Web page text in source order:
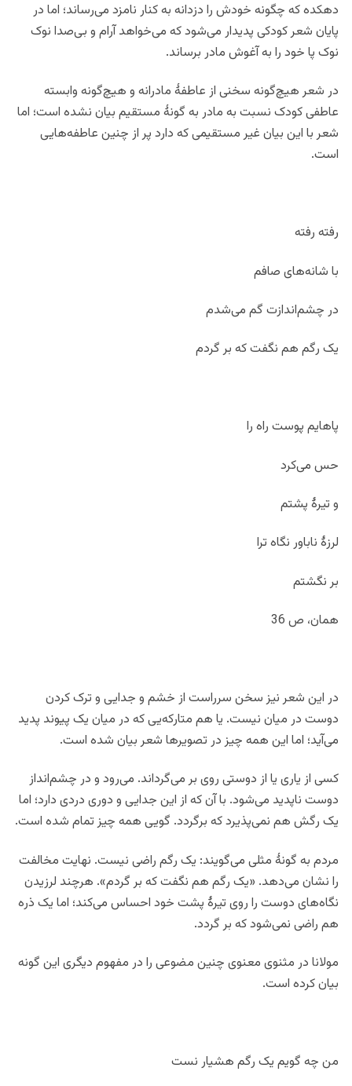
دهکده که چگونه خودش را دزدانه به کنار نامزد می‌رساند؛ اما در
پایان شعر کودکی پدیدار می‌شود که می‌خواهد آرام و بی‌صدا نوک
نوک پا خود را به آغوش مادر برساند.
در شعر هیچ‌گونه سخنی از عاطفۀ مادرانه و هیچ‌گونه وابسته
عاطفی کودک نسبت به مادر به گونۀ مستقیم بیان نشده است؛ اما
شعر با این بیان غیر مستقیمی که دارد پر از چنین عاطفه‌هایی
است.
رفته رفته
با شانه‌های صافم
در چشم‌اندازت گم می‌شدم
یک رگم هم نگفت که بر گردم
پاهایم پوست راه را
حس می‌کرد
و تیرۀ پشتم
لرزۀ ناباور نگاه ترا
بر نگشتم
همان، ص 36
در این شعر نیز سخن سرراست از خشم و جدایی و ترک کردن
دوست در میان نیست. یا هم متارکه‌یی که در میان یک پیوند پدید
می‌آید؛ اما این همه چیز در تصویرها شعر بیان شده است.
کسی از یاری یا از دوستی روی بر می‌گرداند. می‌رود و در چشم‌انداز
دوست ناپدید می‌شود. با آن که از این جدایی و دوری دردی دارد؛ اما
یک رگش هم نمی‌پذیرد که برگردد. گویی همه چیز تمام شده است.
مردم به گونۀ مثلی می‌گویند: یک رگم راضی نیست. نهایت مخالفت
را نشان می‌دهد. «یک رگم هم نگفت که بر گردم». هرچند لرزیدن
نگاه‌های دوست را روی تیرۀ پشت خود احساس می‌کند؛ اما یک ذره
هم راضی نمی‌شود که بر گردد.
مولانا در مثنوی معنوی چنین مضوعی را در مفهوم دیگری این گونه
بیان کرده است.
من چه گویم یک رگم هشیار نست